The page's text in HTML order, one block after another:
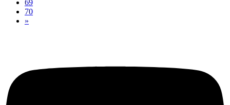
69
70
»